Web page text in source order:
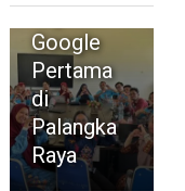
Rujukan
Google
Pertama
di
Palangka
Raya